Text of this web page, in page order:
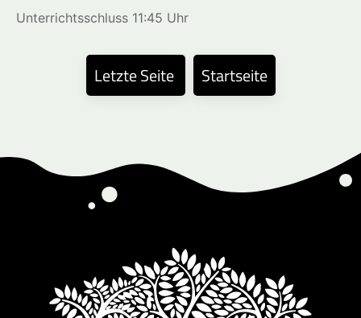
Unterrichtsschluss 11:45 Uhr
Letzte Seite Startseite